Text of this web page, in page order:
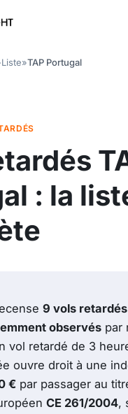
Liste»TAP Portugal
: la
9 vols retardés
observés par
vol retardé de 3
ouvre droit à une
€ par passager au
CE 261/2004,